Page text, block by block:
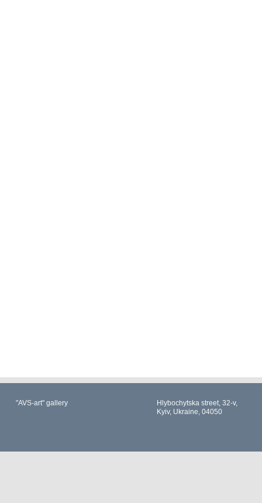
"AVS-art" gallery
Hlybochytska street, 32-v,
Kyiv, Ukraine, 04050